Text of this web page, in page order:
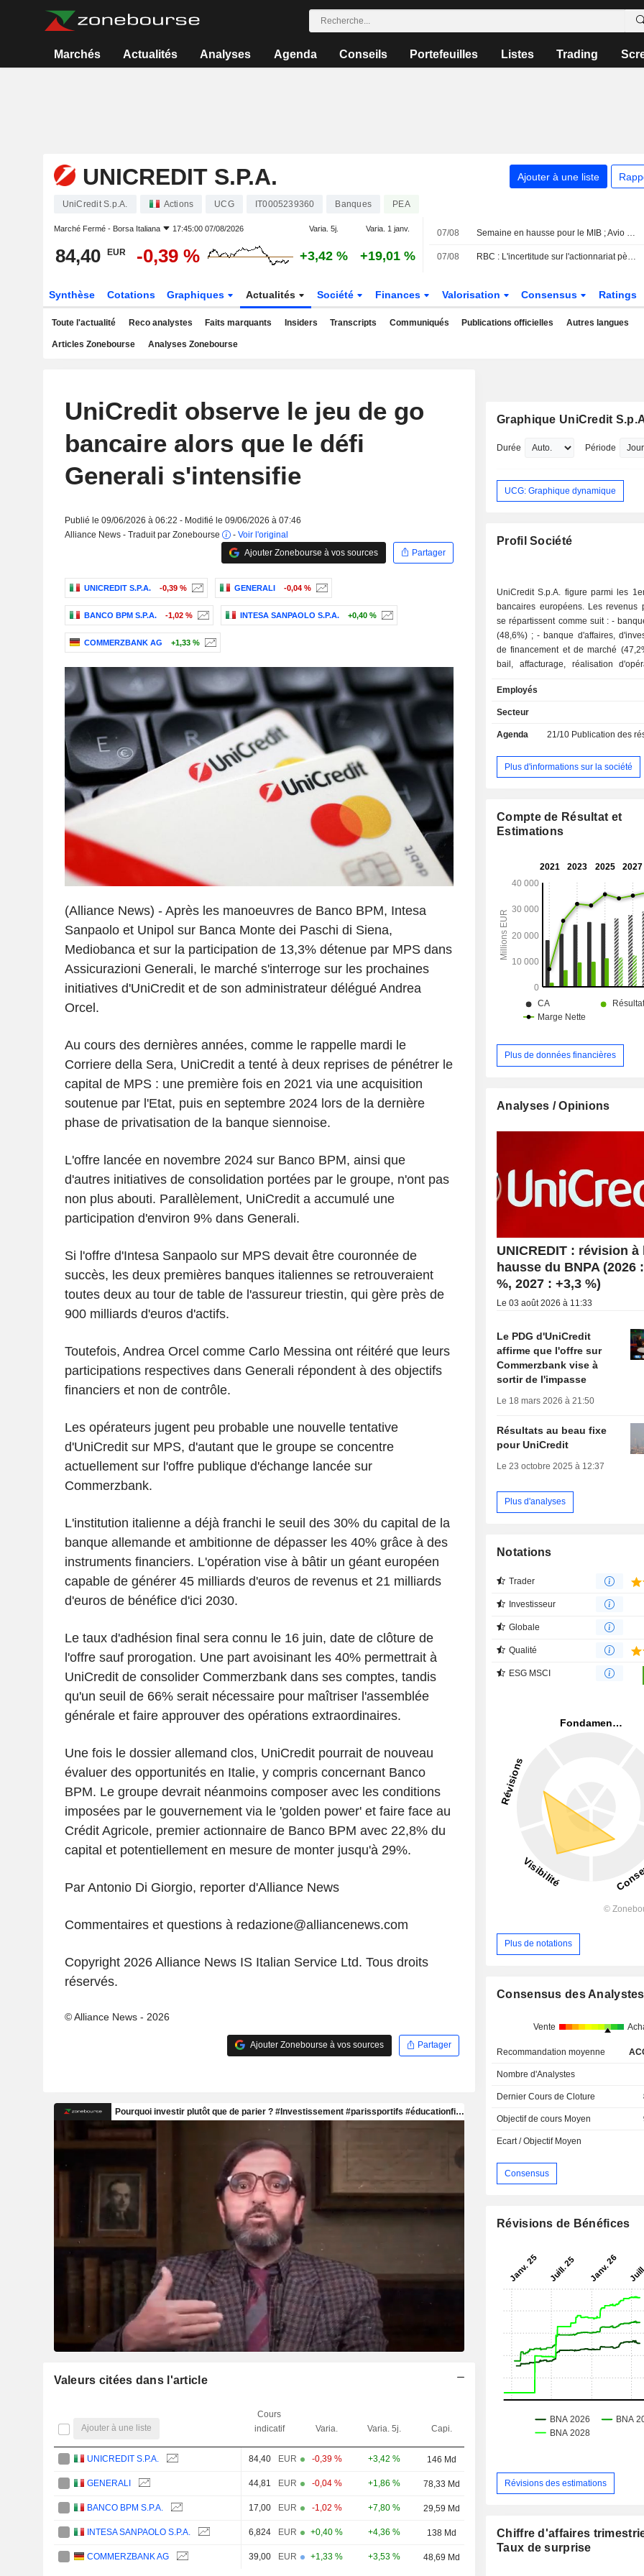
Marchés Actualités Analyses Agenda Conseils Portefeuilles Listes Trading
UNICREDIT S.P.A. Ajouter à une liste
UniCredit S.p.A. Actions UCG IT0005239360 Banques PEA
Marché Fermé - Borsa Italiana 17:45:00 07/08/2026 Varia. 5j. Varia. 1 janv.
84,40 EUR -0,39 % +3,42 % +19,01 %
07/08 Semaine en hausse pour le MIB ; Avio en tête, Stellantis à la traîne
07/08 RBC : L'incertitude sur l'actionnariat pèse sur la stratégie à long terme de Commerzbank ; prévisions ajustées
Synthèse Cotations Graphiques Actualités Société Finances Valorisation Consensus Ratings
Toute l'actualité Reco analystes Faits marquants Insiders Transcripts Communiqués Publications officielles Autres langues
Articles Zonebourse Analyses Zonebourse
UniCredit observe le jeu de go
bancaire alors que le défi
Generali s'intensifie
Publié le 09/06/2026 à 06:22 - Modifié le 09/06/2026 à 07:46
Alliance News - Traduit par Zonebourse
- Voir l'original
Ajouter Zonebourse à vos sources
Partager
UNICREDIT S.P.A. -0,39 % GENERALI -0,04 %
BANCO BPM S.P.A. -1,02 % INTESA SANPAOLO S.P.A. +0,40 %
COMMERZBANK AG +1,33 %
(Alliance News) - Après les manoeuvres de Banco BPM, Intesa
Sanpaolo et Unipol sur Banca Monte dei Paschi di Siena,
Mediobanca et sur la participation de 13,3% détenue par MPS dans
Assicurazioni Generali, le marché s'interroge sur les prochaines
initiatives d'UniCredit et de son administrateur délégué Andrea
Orcel.
Au cours des dernières années, comme le rappelle mardi le
Corriere della Sera, UniCredit a tenté à deux reprises de pénétrer le
capital de MPS : une première fois en 2021 via une acquisition
soutenue par l'Etat, puis en septembre 2024 lors de la dernière
phase de privatisation de la banque siennoise.
L'offre lancée en novembre 2024 sur Banco BPM, ainsi que
d'autres initiatives de consolidation portées par le groupe, n'ont pas
non plus abouti. Parallèlement, UniCredit a accumulé une
participation d'environ 9% dans Generali.
Si l'offre d'Intesa Sanpaolo sur MPS devait être couronnée de
succès, les deux premières banques italiennes se retrouveraient
toutes deux au tour de table de l'assureur triestin, qui gère près de
900 milliards d'euros d'actifs.
Toutefois, Andrea Orcel comme Carlo Messina ont réitéré que leurs
participations respectives dans Generali répondent à des objectifs
financiers et non de contrôle.
Les opérateurs jugent peu probable une nouvelle tentative
d'UniCredit sur MPS, d'autant que le groupe se concentre
actuellement sur l'offre publique d'échange lancée sur
Commerzbank.
L'institution italienne a déjà franchi le seuil des 30% du capital de la
banque allemande et ambitionne de dépasser les 40% grâce à des
instruments financiers. L'opération vise à bâtir un géant européen
capable de générer 45 milliards d'euros de revenus et 21 milliards
d'euros de bénéfice d'ici 2030.
Le taux d'adhésion final sera connu le 16 juin, date de clôture de
l'offre sauf prorogation. Une part avoisinant les 40% permettrait à
UniCredit de consolider Commerzbank dans ses comptes, tandis
qu'un seuil de 66% serait nécessaire pour maîtriser l'assemblée
générale et faire approuver des opérations extraordinaires.
Une fois le dossier allemand clos, UniCredit pourrait de nouveau
évaluer des opportunités en Italie, y compris concernant Banco
BPM. Le groupe devrait néanmoins composer avec les conditions
imposées par le gouvernement via le 'golden power' et faire face au
Crédit Agricole, premier actionnaire de Banco BPM avec 22,8% du
capital et potentiellement en mesure de monter jusqu'à 29%.
Par Antonio Di Giorgio, reporter d'Alliance News
Commentaires et questions à redazione@alliancenews.com
Copyright 2026 Alliance News IS Italian Service Ltd. Tous droits
réservés.
© Alliance News - 2026
Ajouter Zonebourse à vos sources Partager
Valeurs citées dans l'article
Ajouter à une liste
Cours
indicatif
Varia. Varia. 5j. Capi.
UNICREDIT S.P.A. 84,40 EUR -0,39 % +3,42 % 146 Md
GENERALI 44,81 EUR -0,04 % +1,86 % 78,33 Md
BANCO BPM S.P.A. 17,00 EUR -1,02 % +7,80 % 29,59 Md
INTESA SANPAOLO S.P.A. 6,824 EUR +0,40 % +4,36 % 138 Md
COMMERZBANK AG 39,00 EUR +1,33 % +3,53 % 48,69 Md
Graphique UniCredit
Durée Période
UCG: Graphique dynamique
Profil Société
UniCredit S.p.A. figure parmi les
bancaires européens. Les revenus
se répartissent comme suit : - banque de détail
(48,6%) ; - banque d'affaires, d'investissement,
de financement et de marché
bail, affacturage, réalisation
change, d'actions et de
intermédiation boursière, etc. ; - autres (4,2%). A
d'encours de dépôts et 433,5
produits et services est assurée au
réseau de 3 075 agences
intragroupe) est la suivante :
Allemagne (21,9%), Europe centrale
Employés
Secteur
Agenda 21/10 Publication des résultats
Plus d'informations sur la société
Compte de Résultat et
Estimations
Plus de données financières
Analyses / Opinions
UNICREDIT : révision à
hausse du BNPA (2026
%, 2027 : +3,3 %)
Le 03 août 2026 à 11:33
Le PDG d'UniCredit
affirme que l'offre sur
Commerzbank vise à
sortir de l'impasse
Le 18 mars 2026 à 21:50
Résultats au beau fixe
pour UniCredit
Le 23 octobre 2025 à 12:37
Plus d'analyses
Notations
Trader
Investisseur
Globale
Qualité
ESG MSCI
Plus de notations
Consensus des Analystes
Vente
Recommandation moyenne
Nombre d'Analystes
Dernier Cours de Cloture
Objectif de cours Moyen
Ecart / Objectif Moyen
Consensus
Révisions de Bénéfices
Révisions des estimations
Chiffre d'affaires
Taux de surprise